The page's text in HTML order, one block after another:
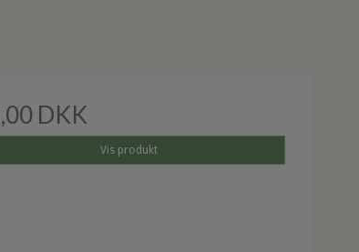
DKK
Vis produkt